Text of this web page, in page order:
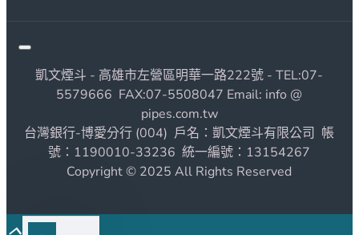
凱文煙斗 - 高雄市左營區明華一路222號 - TEL:07-
5579666 FAX:07-5508047 Email: info @
pipes.com.tw
台灣銀行-博愛分行 (004) 戶名：凱文煙斗有限公司 帳
號：1190010-33236 統一編號：13154267
Copyright © 2025 All Rights Reserved